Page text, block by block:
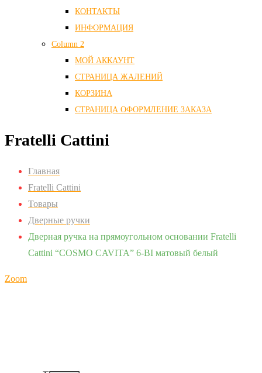
КОНТАКТЫ
ИНФОРМАЦИЯ
Column 2
МОЙ АККАУНТ
СТРАНИЦА ЖАЛЕНИЙ
КОРЗИНА
СТРАНИЦА ОФОРМЛЕНИЕ ЗАКАЗА
Fratelli Cattini
Главная
Fratelli Cattini
Товары
Дверные ручки
Дверная ручка на прямоугольном основании Fratelli
Cattini “COSMO CAVITA” 6-BI матовый белый
Zoom